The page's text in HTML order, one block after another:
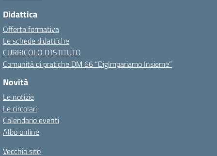
Didattica
Offerta formativa
Le schede didattiche
CURRICOLO D’ISTITUTO
Comunità di pratiche DM 66 “DigImpariamo Insieme”
Novità
Le notizie
Le circolari
Calendario eventi
Albo online
Vecchio sito